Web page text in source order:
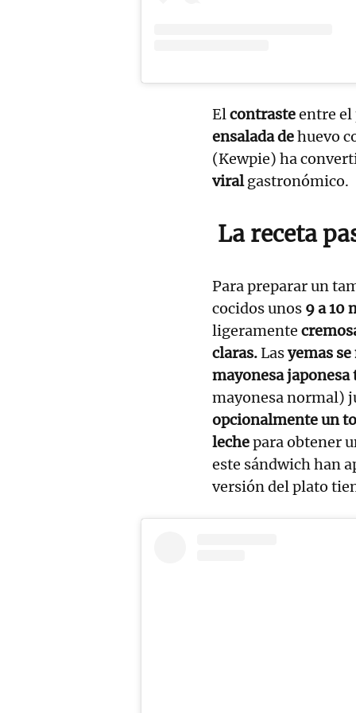
Elcontrasteentre el
ensalada dehuevo
(Kewpie) ha
viralgastronómico.
La receta
Para preparar un
cocidos unos 9 a 10
ligeramente
claras.Lasyemas
mayonesajaponesa
mayonesa normal)
opcionalmente un
lechepara obtener
este sándwich han
versión del plato